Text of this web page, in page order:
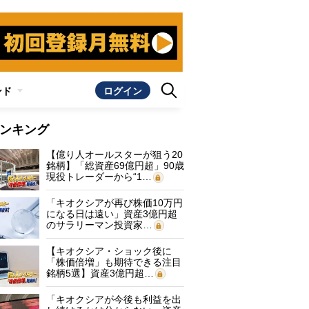
ログイン
キング
【億り人オールスターが狙う20
銘柄】「総資産69億円超」90歳
現役トレーダーから“1…
「キオクシアが再び株価10万円
になる日は遠い」資産3億円超
のサラリーマン投資家…
【キオクシア・ショック後に
「株価倍増」も期待できる注目
銘柄5選】資産3億円超…
「キオクシアが今後も利益を出